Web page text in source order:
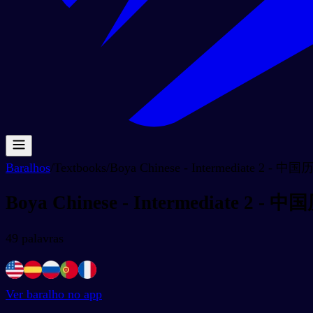
Baralhos/Textbooks/Boya Chinese - Intermediate 2 - 中国
Boya Chinese - Intermediate 2 - 中国
49 palavras
Ver baralho no app